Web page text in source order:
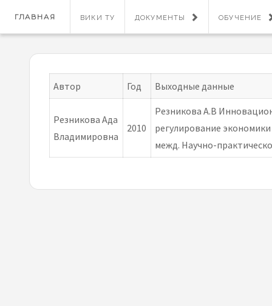
ГЛАВНАЯ ВИКИ ТУ ДОКУМЕНТЫ ОБУЧЕНИЕ
Автор Год Выходные данные
Резникова Ада
Владимировна
2010
Резникова А.В
регулирование
межд. Научно-